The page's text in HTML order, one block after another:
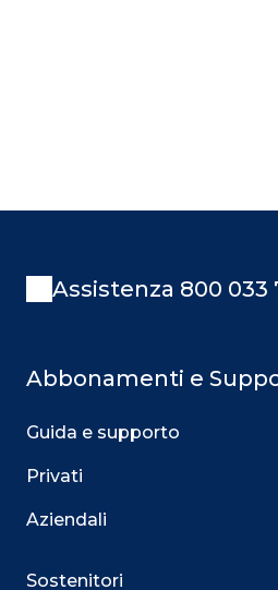
Assistenza 800
Abbonamenti e
Guida e supporto
Privati
Aziendali
Sostenitori